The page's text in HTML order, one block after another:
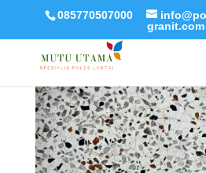
085770507000
granit.com